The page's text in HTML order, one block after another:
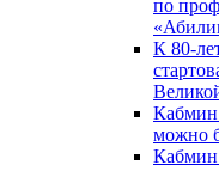
по
К 80-
Кабмин
можно
Кабмин